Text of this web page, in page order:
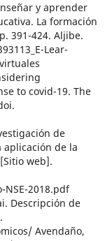
y aprender
La formación
391-424. Aljibe.
Lear-
to covid-19. The
de
aplicación de la
web].
2018.pdf
Descripción de
Avendaño,